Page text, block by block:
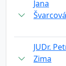
Jana
Švarcová
JUDr.
Zima